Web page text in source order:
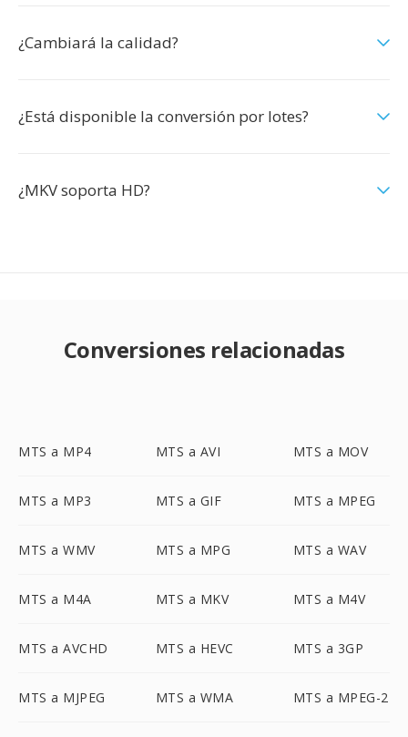
¿Cambiará la calidad?
¿Está disponible la conversión por lotes?
¿MKV soporta HD?
Conversiones relacionadas
MTS a MP4 MTS a AVI MTS a MOV
MTS a MP3 MTS a GIF MTS a MPEG
MTS a WMV MTS a MPG MTS a WAV
MTS a M4A MTS a MKV MTS a M4V
MTS a AVCHD MTS a HEVC MTS a 3GP
MTS a MJPEG MTS a WMA MTS a MPEG-2